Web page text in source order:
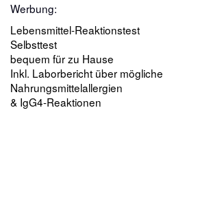
Werbung:
Lebensmittel-Reaktionstest
Selbsttest
bequem für zu Hause
Inkl. Laborbericht über mögliche
Nahrungsmittelallergien
& IgG4-Reaktionen